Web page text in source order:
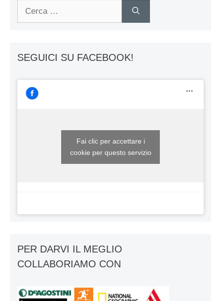
Ricerca
SEGUICI SU FACEBOOK!
Fai clic per accettare i
cookie per questo servizio
PER DARVI IL MEGLIO
COLLABORIAMO CON